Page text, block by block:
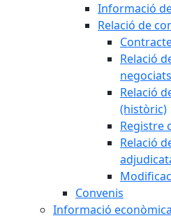
Informació
Relació de
Relació
Relació
(històric)
Registre
Relació
Convenis
Informació econòmica